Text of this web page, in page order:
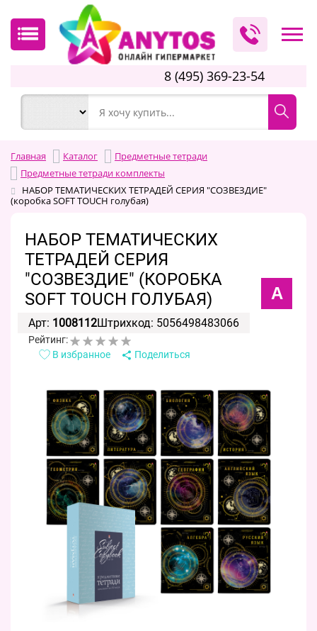
8 (495) 369-23-54
Главная Каталог
Предметные тетради
Предметные тетради комплекты
НАБОР ТЕМАТИЧЕСКИХ ТЕТРАДЕЙ СЕРИЯ "СОЗВЕЗДИЕ"
(коробка SOFT TOUCH голубая)
НАБОР ТЕМАТИЧЕСКИХ
ТЕТРАДЕЙ СЕРИЯ
"СОЗВЕЗДИЕ" (КОРОБКА
SOFT TOUCH ГОЛУБАЯ)
А
Арт: 1008112Штрихкод: 5056498483066
Рейтинг:
В избранное
Поделиться